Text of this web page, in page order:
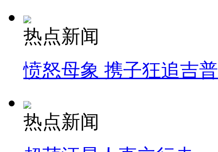
热点新闻
愤怒母象 携子狂追吉
热点新闻